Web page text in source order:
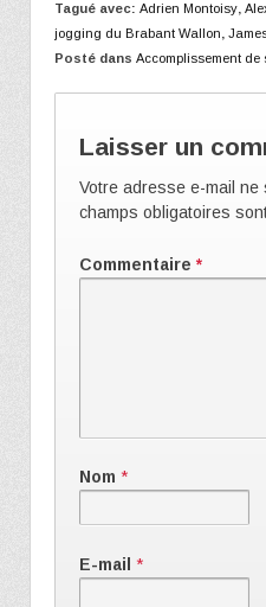
Tagué avec: Adrien Montoisy
jogging du Brabant Wallon
Posté dans Accomplissement de
Laisser un
Votre adresse e-mail ne
champs obligatoires
Commentaire *
Nom *
E-mail *